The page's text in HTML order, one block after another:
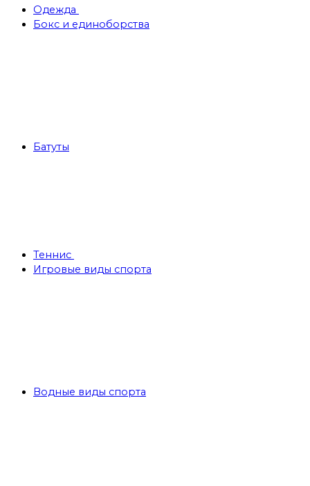
Одежда
Бокс и единоборства
Батуты
Теннис
Игровые виды спорта
Водные виды спорта